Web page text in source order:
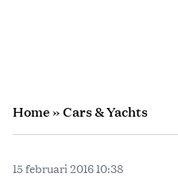
Home»Cars & Yachts
15 februari 2016 10:38